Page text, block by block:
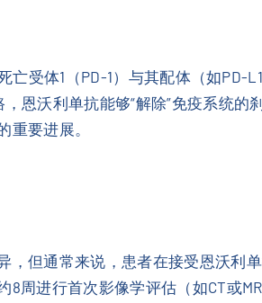
亡受体1（PD-1）与其配体（如
恩沃利单抗能够“解除”免疫系统
重要进展。
但通常来说，患者在接受恩沃利
周进行首次影像学评估（如CT或